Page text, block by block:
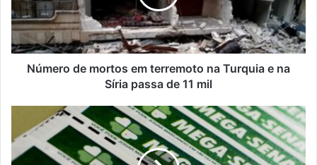
na
Turquia
na
SíriaNúmero de mortos em terremoto na Turquia e na
Síria passa de 11 mil
Sena
pode
pagar